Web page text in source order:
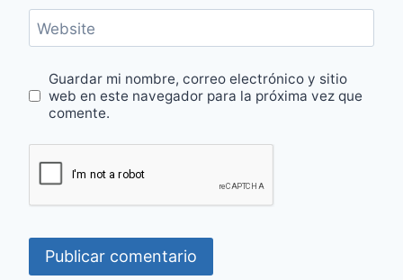
Website
Guardar mi nombre, correo electrónico y sitio
web en este navegador para la próxima vez que
comente.